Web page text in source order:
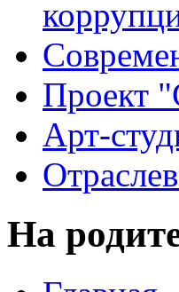
Проект
Арт-
На